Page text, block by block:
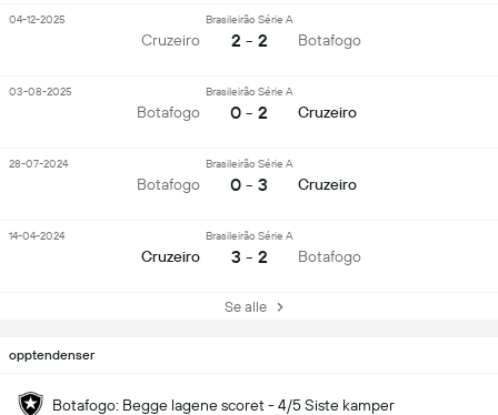
opptendenser
Botafogo: Begge lagene scoret - 4/5 Siste kamper
Cruzeiro
Brasileirão Série A
2 - 2 Botafogo
04-12-2025
Botafogo
Brasileirão Série A
0 - 2 Cruzeiro
03-08-2025
Botafogo
Brasileirão Série A
0 - 3 Cruzeiro
28-07-2024
Cruzeiro
Brasileirão Série A
3 - 2 Botafogo
14-04-2024
Se alle